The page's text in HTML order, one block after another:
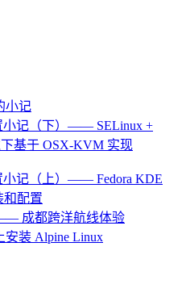
小记
小记（下）—— SELinux +
下基于 OSX-KVM 实现
小记（上）—— Fedora KDE
和配置
成都跨洋航线体验
安装 Alpine Linux